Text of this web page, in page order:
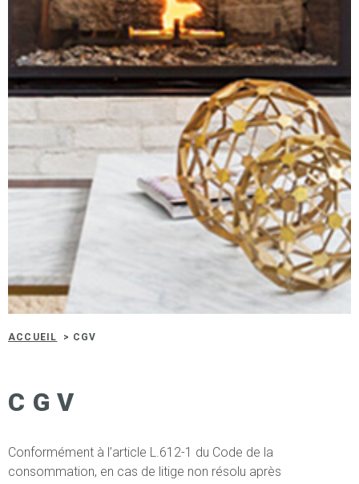
NOS
VENDUS
NOS
ACCUEIL CGV
CGV
Conformément à l’article L.612-1 du Code de la
consommation, en cas de litige non résolu après
RECHERCHER